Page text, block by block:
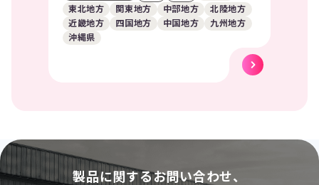
東北地方
関東地方 中部地方
北陸地方
近畿地方
四国地方 中国地方
九州地方
沖縄県
製品に関するお問い合わせ、